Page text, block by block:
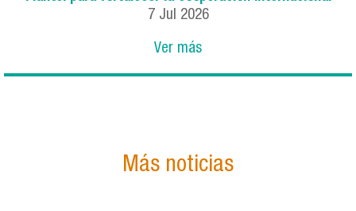
7 Jul 2026
Ver más
Más noticias